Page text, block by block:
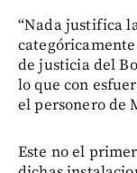
“Nada justifica
de justicia del
lo que con
el personero de
Este no el